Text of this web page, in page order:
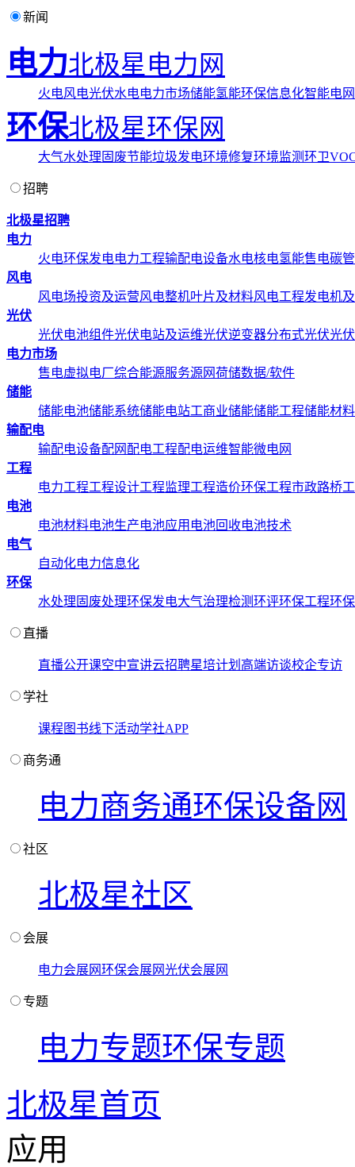
新闻
电力北极星电力网
火电风电光伏水电电力市场储能氢能环保信息化智能电网
环保北极星环保网
大气水处理 固废节能垃圾发电环境修复环境监测环卫
招聘
北极星招聘
电力
火电环保发电电力工程输配电设备水电核电氢能售电碳
风电
风电场投资及运营风电整机叶片及材料风电工程发电机
光伏
光伏电池组件光伏电站及运维光伏逆变器分布式光伏光
电力市场
售电虚拟电厂综合能源服务源网荷储数据/软件
储能
储能电池储能系统储能电站工商业储能储能工程储能材
输配电
输配电设备配网配电工程配电运维智能微电网
工程
电力工程工程设计工程监理工程造价环保工程市政路桥
电池
电池材料电池生产电池应用 电池回收电池技术
电气
自动化电力信息化
环保
水处理 固废处理环保发电大气治理检测环评环保工程环
直播
直播公开课空中宣讲云招聘星培计划 高端访谈校企专访
学社
课程 图书线下活动学社APP
商务通
电力商务通环保设备网
社区
北极星社区
会展
电力会展网环保会展网光伏会展网
专题
电力专题环保专题
北极星首页
应用